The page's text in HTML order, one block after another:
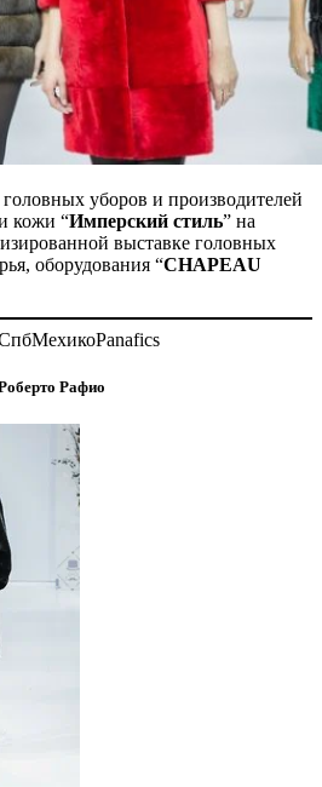
уборов и производителей
кожи “Имперский стиль” на
выставке головных
оборудования “CHAPEAU
МехикоPanafics
Рафио